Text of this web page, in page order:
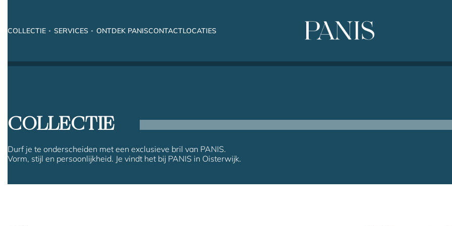
COLLECTIE SERVICES ONTDEK PANISCONTACTLOCATIES
COLLECTIE
Durf je te onderscheiden met een exclusieve bril van PANIS.
Vorm, stijl en persoonlijkheid. Je vindt het bij PANIS in Oisterwijk.